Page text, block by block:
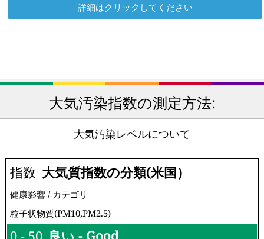
詳細はクリックしてください
大気汚染指数の測定方法:
大気汚染レベルについて
指数 大気質指数の分類(米国）
健康影響 / カテゴリ
粒子状物質(PM10,PM2.5)